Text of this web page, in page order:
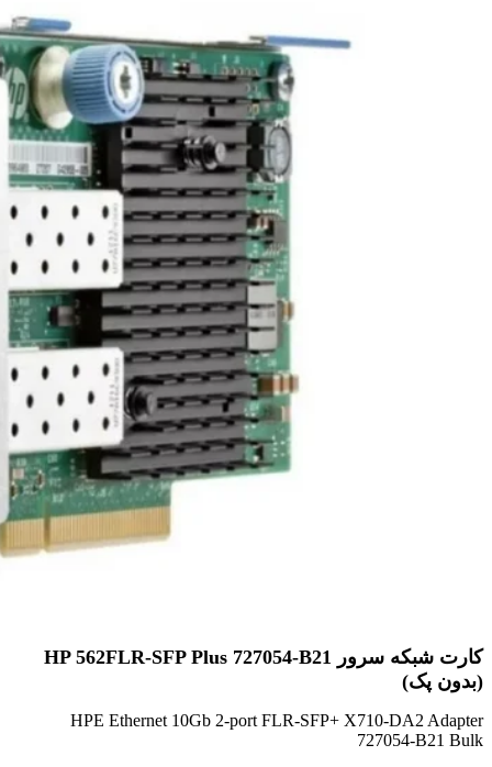
کارت شبکه سرور HP 562FLR-SFP Plus 727054-B21
(بدون پک)
HPE Ethernet 10Gb 2-port FLR-SFP+ X710-DA2 Adapter
727054-B21 Bulk